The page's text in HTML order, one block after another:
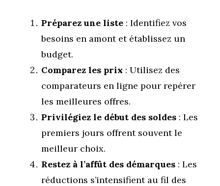
Préparez une liste : Identifiez vos
besoins en amont et établissez un
budget.
Comparez les prix : Utilisez des
comparateurs en ligne pour repérer
les meilleures offres.
Privilégiez le début des soldes : Les
premiers jours offrent souvent le
meilleur choix.
Restez à l’affût des démarques : Les
réductions s’intensifient au fil des